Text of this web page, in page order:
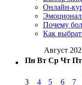
Онлайн-
Почему
Как
Август
Пн Вт Ср Чт Пт
3
4 5 6 7